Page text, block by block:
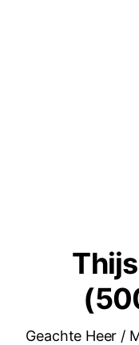
Geachte Heer /